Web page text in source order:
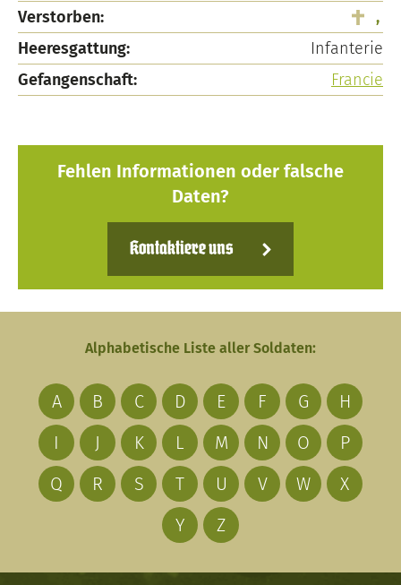
Verstorben:
,
Heeresgattung:
Infanterie
Gefangenschaft:
Francie
Fehlen Informationen oder falsche
Daten?
Kontaktiere uns
Alphabetische Liste aller Soldaten:
A B C D E F G
H
I
J K L M N O
P
Q
R S T U V W
X
Y
Z